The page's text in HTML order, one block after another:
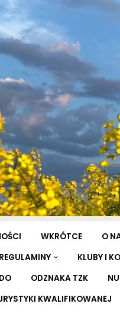
WKRÓTCE O
REGULAMINY KLUBY I
ODZNAKA TZK
KWALIFIKOWANEJ